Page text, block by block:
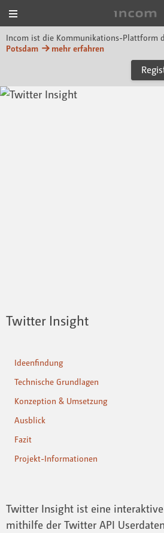
Incom ist die Kommunikations-Plattform
Potsdam
mehr erfahren
Twitter Insight
Ideenfindung
Technische Grundlagen
Konzeption & Umsetzung
Ausblick
Fazit
Projekt-Informationen
Twitter Insight ist eine
mithilfe der Twitter API